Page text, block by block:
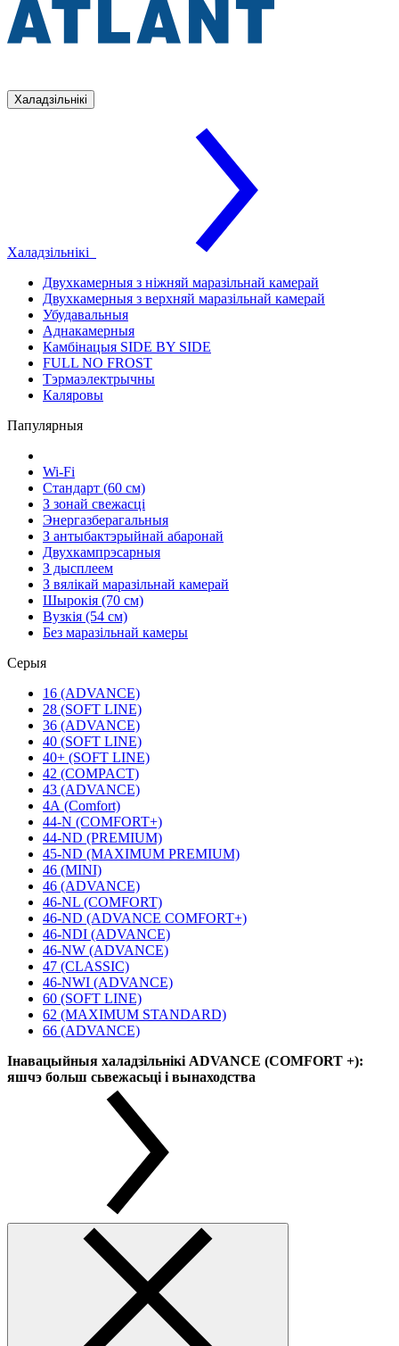
Халадзільнікі
Халадзільнікі
Двухкамерныя з ніжняй маразільнай камерай
Двухкамерныя з верхняй маразільнай камерай
Убудавальныя
Аднакамерныя
Камбінацыя SIDE BY SIDE
FULL NO FROST
Тэрмаэлектрычны
Каляровы
Папулярныя
Wi-Fi
Стандарт (60 см)
З зонай свежасці
Энергазберагальныя
З антыбактэрыйнай абаронай
Двухкампрэсарныя
З дысплеем
З вялікай маразільнай камерай
Шырокія (70 см)
Вузкія (54 см)
Без маразільнай камеры
Серыя
16 (ADVANCE)
28 (SOFT LINE)
36 (ADVANCE)
40 (SOFT LINE)
40+ (SOFT LINE)
42 (COMPACT)
43 (ADVANCE)
4А (Comfort)
44-N (COMFORT+)
44-ND (PREMIUM)
45-ND (MAXIMUM PREMIUM)
46 (MINI)
46 (ADVANCE)
46-NL (COMFORT)
46-ND (ADVANCE COMFORT+)
46-NDI (ADVANCE)
46-NW (ADVANCE)
47 (CLASSIC)
46-NWI (ADVANCE)
60 (SOFT LINE)
62 (MAXIMUM STANDARD)
66 (ADVANCE)
Інавацыйныя халадзільнікі ADVANCE (COMFORT +):
яшчэ больш сьвежасьці і вынаходства